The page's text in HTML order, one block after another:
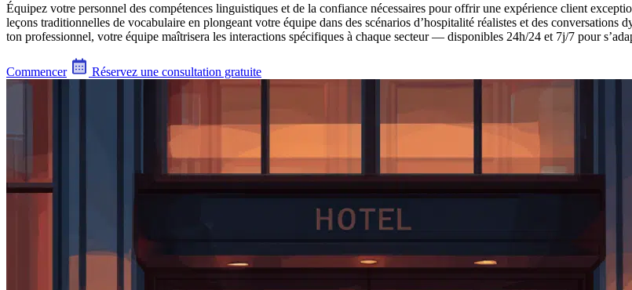
Équipez votre personnel des compétences linguistiques et de la confiance nécessaires pour offrir une expérience client
leçons traditionnelles de vocabulaire en plongeant votre équipe dans des scénarios d’hospitalité réalistes et des
ton professionnel, votre équipe maîtrisera les interactions spécifiques à chaque secteur — disponibles 24h/24 et 7j/7 pour
Commencer Réservez une consultation gratuite